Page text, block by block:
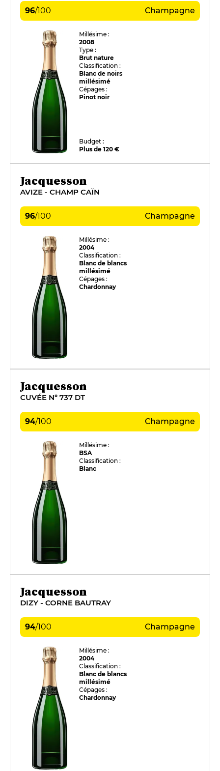
96/100 Champagne
Millésime :
2008
Type :
Brut nature
Classification :
Blanc de noirs
millésimé
Cépages :
Pinot noir
Budget :
Plus de 120 €
Jacquesson
AVIZE - CHAMP CAÏN
96/100 Champagne
Millésime :
2004
Classification :
Blanc de blancs
millésimé
Cépages :
Chardonnay
Jacquesson
CUVÉE N° 737 DT
94/100 Champagne
Millésime :
BSA
Classification :
Blanc
Jacquesson
DIZY - CORNE BAUTRAY
94/100 Champagne
Millésime :
2004
Classification :
Blanc de blancs
millésimé
Cépages :
Chardonnay